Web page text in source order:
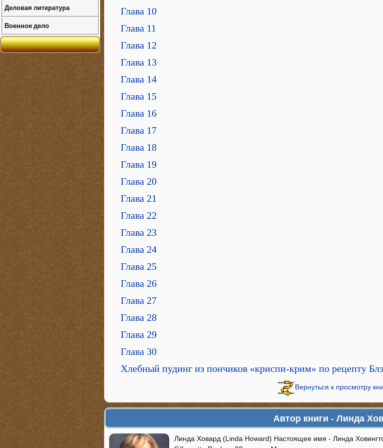
Глава 10
Глава 11
Глава 12
Глава 13
Глава 14
Глава 15
Глава 16
Глава 17
Глава 18
Глава 19
Глава 20
Глава 21
Глава 22
Глава 23
Глава 24
Глава 25
Глава 26
Глава 27
Глава 28
Глава 29
Глава 30
Хлебный пудинг из пончиков «криспи-крим» по рецепту
Вернуться к просмотру
Автор книги - Линда
Линда Ховард (Linda Howard) Настоящее имя - Линда
Деловая литература
Военное дело